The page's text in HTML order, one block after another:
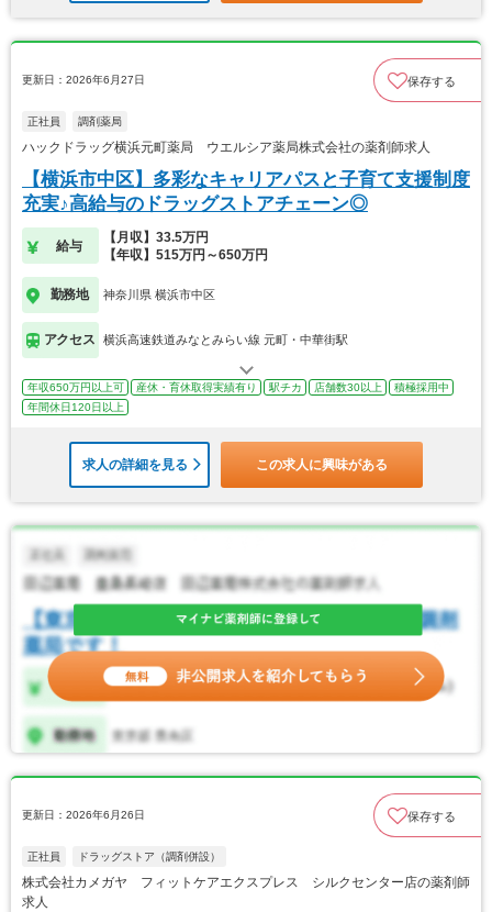
更新日：2026年6月27日 保存する
正社員 調剤薬局
ハックドラッグ横浜元町薬局 ウエルシア薬局株式会社の薬剤師求人
【横浜市中区】多彩なキャリアパスと子育て支援制度
充実♪高給与のドラッグストアチェーン◎
給与
【月収】33.5万円
【年収】515万円～650万円
勤務地 神奈川県 横浜市中区
アクセス 横浜高速鉄道みなとみらい線 元町・中華街駅
年収650万円以上可 産休・育休取得実績有り 駅チカ 店舗数30以上
積極採用中
年間休日120日以上
求人の詳細を見る この求人に興味がある
更新日：2026年6月26日 保存する
正社員 ドラッグストア（調剤併設）
株式会社カメガヤ フィットケアエクスプレス シルクセンター店の薬剤師
求人